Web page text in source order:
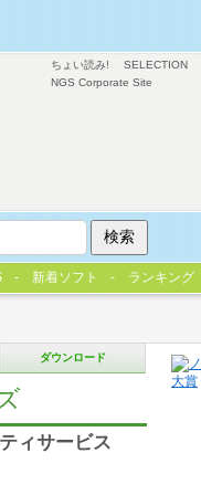
ダウンロード
ィサービス
ちょい読み! SELECTION
NGS Corporate Site
新着ソフト ランキング